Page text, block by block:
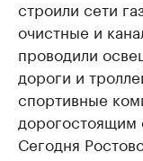
строили сети
очистные и
проводили
дороги и
спортивные
дорогостоящим
Сегодня